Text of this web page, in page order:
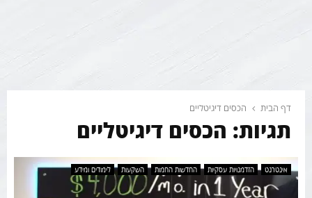
דף הבית הכסים דיגיטליים
תגיות: הכסים דיגיטליים
אינטרנט הזדמנויות עסקיות החדשות החמות השקעות לימודים ומידע